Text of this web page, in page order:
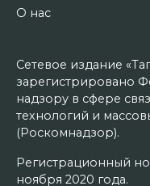
О нас
Сетевое издание
зарегистрировано
надзору в сфере
технологий и
(Роскомнадзор).
Регистрационный
ноября 2020 года.